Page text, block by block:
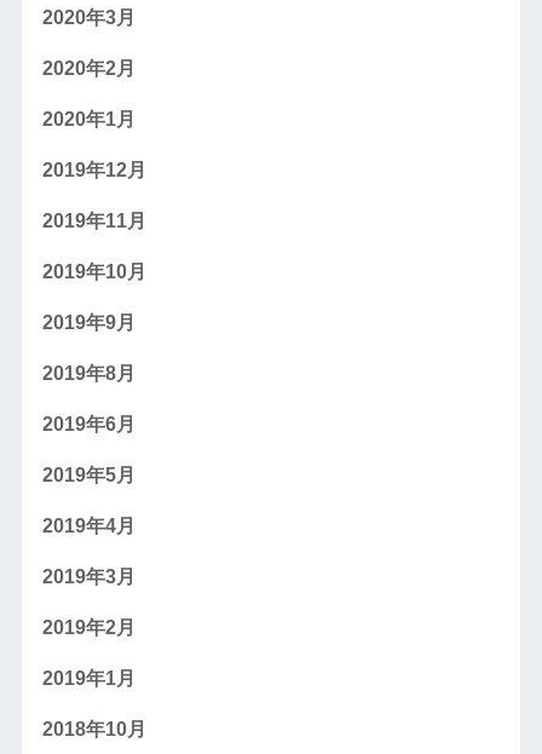
2020年3月
2020年2月
2020年1月
2019年12月
2019年11月
2019年10月
2019年9月
2019年8月
2019年6月
2019年5月
2019年4月
2019年3月
2019年2月
2019年1月
2018年10月